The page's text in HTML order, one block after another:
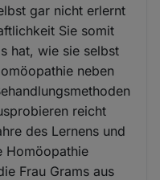
gar nicht erlernt
Sie somit
hat, wie sie selbst
neben
reicht
des Lernens und
Homöopathie
Frau Grams aus